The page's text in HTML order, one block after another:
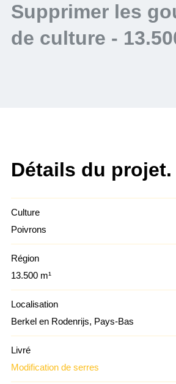
Supprimer les
de culture -
Détails du projet.
Culture
Poivrons
Région
13.500 m¹
Localisation
Berkel en Rodenrijs, Pays-Bas
Livré
Modification de serres